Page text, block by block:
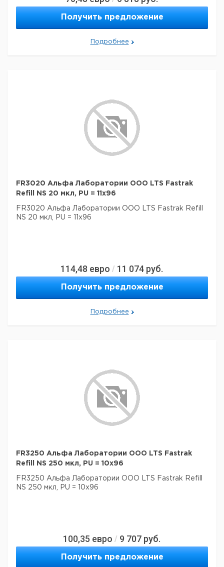
Получить предложение
Подробнее
FR3020 Альфа Лаборатории ООО LTS Fastrak
Refill NS 20 мкл, PU = 11x96
FR3020 Альфа Лаборатории ООО LTS Fastrak Refill
NS 20 мкл, PU = 11x96
114,48 евро / 11 074 руб.
Получить предложение
Подробнее
FR3250 Альфа Лаборатории ООО LTS Fastrak
Refill NS 250 мкл, PU = 10x96
FR3250 Альфа Лаборатории ООО LTS Fastrak Refill
NS 250 мкл, PU = 10x96
100,35 евро / 9 707 руб.
Получить предложение